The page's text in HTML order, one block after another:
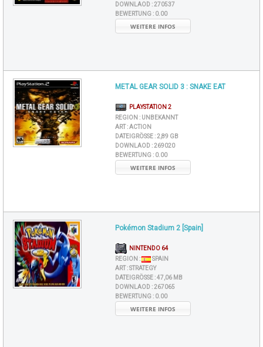
DOWNLAOD :270537
BEWERTUNG : 0.00
WEITERE INFOS
METAL GEAR SOLID 3 : SNAKE EAT
PLAYSTATION 2
REGION : UNBEKANNT
ART :ACTION
DATEIGRÖSSE : 2,89 GB
DOWNLAOD :269020
BEWERTUNG : 0.00
WEITERE INFOS
Pokémon Stadium 2 [Spain]
NINTENDO 64
REGION :
SPAIN
ART :STRATEGY
DATEIGRÖSSE : 47,06 MB
DOWNLAOD :267065
BEWERTUNG : 0.00
WEITERE INFOS